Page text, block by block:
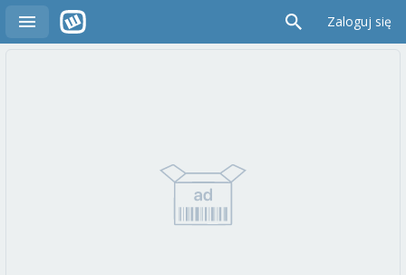
Zaloguj się